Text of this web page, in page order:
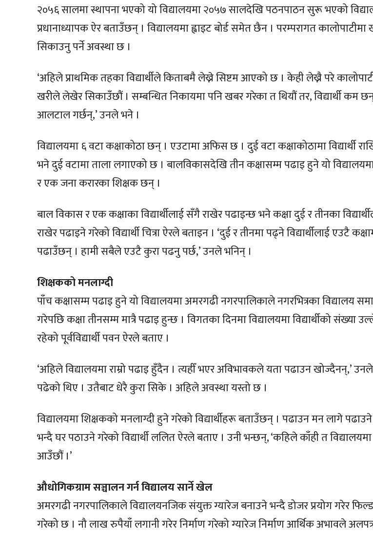
२०५६ सालमा स्थापना भएको यो विद्यालयमा २०५७ सालदेखि पठनपाठन सुरू भएको
प्रधानाध्यापक ऐर बताउँछन् । विद्यालयमा ह्वाइट बोर्ड समेत छैन । परम्परागत
सिकाउनु पर्ने अवस्था छ ।
‘अहिले प्राथमिक तहका विद्यार्थीले किताबमै लेख्ने सिष्टम आएको छ । केही लेख्नै परे
खरीले लेखेर सिकाउँछौं । सम्बन्धित निकायमा पनि खबर गरेका त थियौं तर, विद्यार्थी कम
आलटाल गर्छन्,’ उनले भने ।
विद्यालयमा ६ वटा कक्षाकोठा छन् । एउटामा अफिस छ । दुई वटा कक्षाकोठामा विद्यार्थी
भने दुई वटामा ताला लगाएको छ । बालविकासदेखि तीन कक्षासम्म पढाइ हुने यो
र एक जना करारका शिक्षक छन् ।
बाल विकास र एक कक्षाका विद्यार्थीलाई सँगै राखेर पढाइन्छ भने कक्षा दुई र तीनका
राखेर पढाइने गरेको विद्यार्थी चित्रा ऐरले बताइन । ‘दुई र तीनमा पढ्ने विद्यार्थीलाई एउटै
पढाउँछन् । हामी सबैले एउटै कुरा पढनु पर्छ,’ उनले भनिन् ।
शिक्षकको मनलाग्दी
पाँच कक्षासम्म पढाइ हुने यो विद्यालयमा अमरगढी नगरपालिकाले नगरभित्रका विद्यालय
गरेपछि कक्षा तीनसम्म मात्रै पढाइ हुन्छ । विगतका दिनमा विद्यालयमा विद्यार्थीको संख्या
रहेको पूर्वविद्यार्थी पवन ऐरले बताए ।
‘अहिले विद्यालयमा राम्रो पढाइ हुँदैन । त्यहीँ भएर अविभावकले यता पढाउन खोज्दैनन्,’
पढेको थिए । उतैबाट धेरै कुरा सिके । अहिले अवस्था यस्तो छ ।
विद्यालयमा शिक्षकको मनलाग्दी हुने गरेको विद्यार्थीहरू बताउँछन् । पढाउन मन लागे पढाउने
भन्दै घर पठाउने गरेको विद्यार्थी ललित ऐरले बताए । उनी भन्छन्, ‘कहिले काँही त विद्यालयमा
आउँछौं ।’
औधोगिकग्राम सञ्चालन गर्न विद्यालय सार्ने खेल
अमरगढी नगरपालिकाले विद्यालयनजिक संयुक्त ग्यारेज बनाउने भन्दै डोजर प्रयोग गरेर फिल्ड
गरेको छ । नौ लाख रुपैयाँ लगानी गरेर निर्माण गरेको ग्यारेज निर्माण आर्थिक अभावले